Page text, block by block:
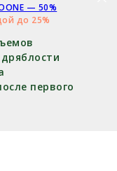
— 50%
до 25%
первого